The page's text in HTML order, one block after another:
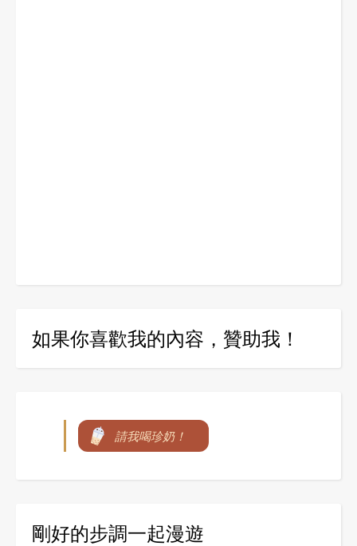
如果你喜歡我的內容，贊助我！
請我喝珍奶！
剛好的步調一起漫遊